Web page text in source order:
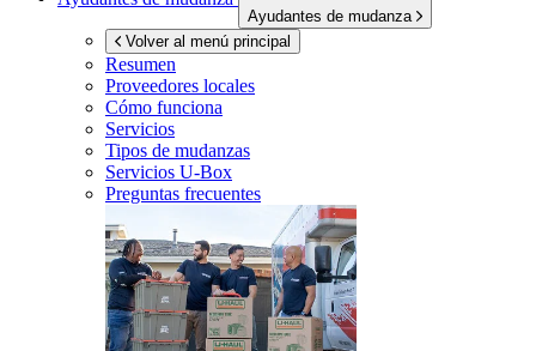
Ayudantes de mudanza
Volver al menú principal
Resumen
Proveedores locales
Cómo funciona
Servicios
Tipos de mudanzas
Servicios U-Box
Preguntas frecuentes